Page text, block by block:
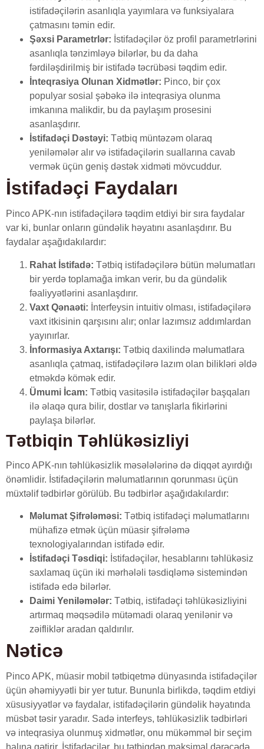
istifadəçilərin asanlıqla yayımlara və funksiyalara
çatmasını təmin edir.
Şəxsi Parametrlər: İstifadəçilər öz profil parametrlərini
asanlıqla tənzimləyə bilərlər, bu da daha
fərdiləşdirilmiş bir istifadə təcrübəsi təqdim edir.
İnteqrasiya Olunan Xidmətlər: Pinco, bir çox
populyar sosial şəbəkə ilə inteqrasiya olunma
imkanına malikdir, bu da paylaşım prosesini
asanlaşdırır.
İstifadəçi Dəstəyi: Tətbiq müntəzəm olaraq
yeniləmələr alır və istifadəçilərin suallarına cavab
vermək üçün geniş dəstək xidməti mövcuddur.
İstifadəçi Faydaları
Pinco APK-nın istifadəçilərə təqdim etdiyi bir sıra faydalar
var ki, bunlar onların gündəlik həyatını asanlaşdırır. Bu
faydalar aşağıdakılardır:
Rahat İstifadə: Tətbiq istifadəçilərə bütün məlumatları
bir yerdə toplamağa imkan verir, bu da gündəlik
fəaliyyətlərini asanlaşdırır.
Vaxt Qənaəti: İnterfeysin intuitiv olması, istifadəçilərə
vaxt itkisinin qarşısını alır; onlar lazımsız addımlardan
yayınırlar.
İnformasiya Axtarışı: Tətbiq daxilində məlumatlara
asanlıqla çatmaq, istifadəçilərə lazım olan bilikləri əldə
etməkdə kömək edir.
Ümumi İcam: Tətbiq vasitəsilə istifadəçilər başqaları
ilə əlaqə qura bilir, dostlar və tanışlarla fikirlərini
paylaşa bilərlər.
Tətbiqin Təhlükəsizliyi
Pinco APK-nın təhlükəsizlik məsələlərinə də diqqət ayırdığı
önəmlidir. İstifadəçilərin məlumatlarının qorunması üçün
müxtəlif tədbirlər görülüb. Bu tədbirlər aşağıdakılardır:
Məlumat Şifrələməsi: Tətbiq istifadəçi məlumatlarını
mühafizə etmək üçün müasir şifrələmə
texnologiyalarından istifadə edir.
İstifadəçi Təsdiqi: İstifadəçilər, hesablarını təhlükəsiz
saxlamaq üçün iki mərhələli təsdiqləmə sistemindən
istifadə edə bilərlər.
Daimi Yeniləmələr: Tətbiq, istifadəçi təhlükəsizliyini
artırmaq məqsədilə mütəmadi olaraq yenilənir və
zəifliklər aradan qaldırılır.
Nəticə
Pinco APK, müasir mobil tətbiqetmə dünyasında istifadəçilər
üçün əhəmiyyətli bir yer tutur. Bununla birlikdə, təqdim etdiyi
xüsusiyyətlər və faydalar, istifadəçilərin gündəlik həyatında
müsbət təsir yaradır. Sadə interfeys, təhlükəsizlik tədbirləri
və inteqrasiya olunmuş xidmətlər, onu mükəmməl bir seçim
halına gətirir. İstifadəçilər, bu tətbiqdən maksimal dərəcədə